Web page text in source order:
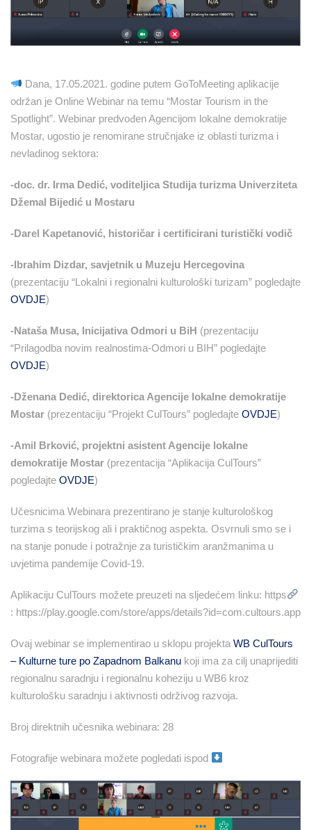
Dana, 17.05.2021. godine putem GoToMeeting aplikacije
održan je Online Webinar na temu “Mostar Tourism in the
Spotlight”. Webinar predvođen Agencijom lokalne demokratije
Mostar, ugostio je renomirane stručnjake iz oblasti turizma i
nevladinog sektora:
-doc. dr. Irma Dedić, voditeljica Studija turizma Univerziteta
Džemal Bijedić u Mostaru
-Darel Kapetanović, historičar i certificirani turistički vodič
-Ibrahim Dizdar, savjetnik u Muzeju Hercegovina
(prezentaciju “Lokalni i regionalni kulturološki turizam” pogledajte
OVDJE)
-Nataša Musa, Inicijativa Odmori u BiH (prezentaciju
“Prilagodba novim realnostima-Odmori u BIH” pogledajte
OVDJE)
-Dženana Dedić, direktorica Agencije lokalne demokratije
Mostar (prezentaciju “Projekt CulTours” pogledajte OVDJE)
-Amil Brković, projektni asistent Agencije lokalne
demokratije Mostar (prezentacija “Aplikacija CulTours”
pogledajte OVDJE)
Učesnicima Webinara prezentirano je stanje kulturološkog
turzima s teorijskog ali i praktičnog aspekta. Osvrnuli smo se i
na stanje ponude i potražnje za turističkim aranžmanima u
uvjetima pandemije Covid-19.
Aplikaciju CulTours možete preuzeti na sljedećem linku: https
: https://play.google.com/store/apps/details?id=com.cultours.app
Ovaj webinar se implementirao u sklopu projekta WB CulTours
– Kulturne ture po Zapadnom Balkanu koji ima za cilj unaprijediti
regionalnu saradnju i regionalnu koheziju u WB6 kroz
kulturološku saradnju i aktivnosti održivog razvoja.
Broj direktnih učesnika webinara: 28
Fotografije webinara možete pogledati ispod